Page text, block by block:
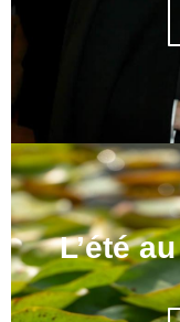
L’été